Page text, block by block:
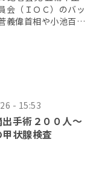
会（ＩＯＣ）のバッ
義偉首相や小池百合
れた開催 […]
- 15:53
手術２００人〜
状腺検査